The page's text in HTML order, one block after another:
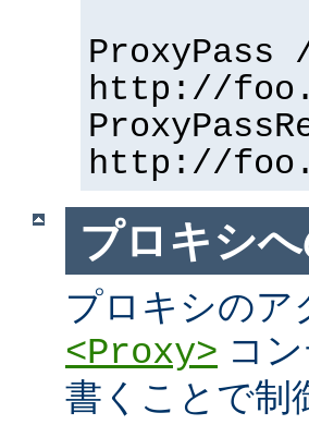
ProxyPass
http://
http://
プロキシ
プロキシのア
<Proxy> コ
書くことで制